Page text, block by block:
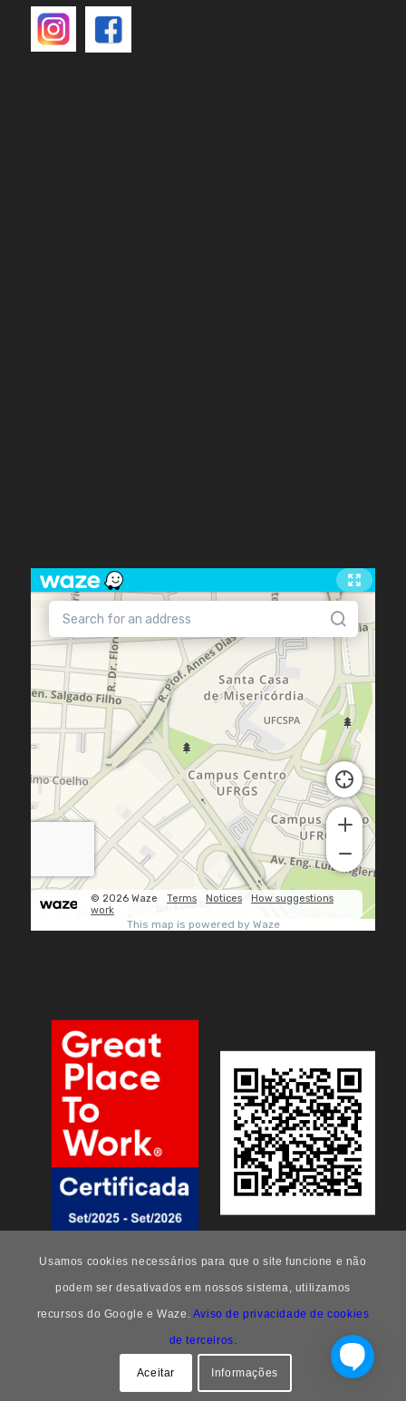
Usamos cookies necessários para que o site funcione e não
podem ser desativados em nossos sistema, utilizamos
recursos do Google e Waze. Aviso de privacidade de cookies
de terceiros.
Aceitar Informações